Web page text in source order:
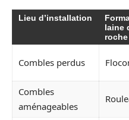
Lieu d’installation
laine
Combles perdus
Combles
aménageables